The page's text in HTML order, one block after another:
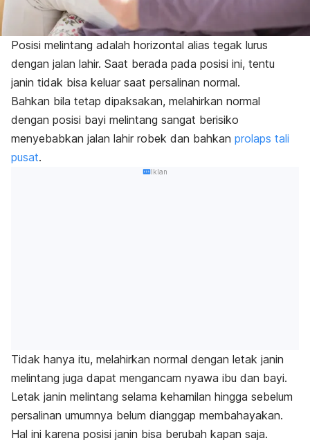
Posisi melintang adalah horizontal alias tegak lurus
dengan jalan lahir. Saat berada pada posisi ini, tentu
janin tidak bisa keluar saat persalinan normal.
Bahkan bila tetap dipaksakan, melahirkan normal
dengan posisi bayi melintang sangat berisiko
menyebabkan jalan lahir robek dan bahkan prolaps tali
pusat.
Iklan
Tidak hanya itu, melahirkan normal dengan letak janin
melintang juga dapat mengancam nyawa ibu dan bayi.
Letak janin melintang selama kehamilan hingga sebelum
persalinan umumnya belum dianggap membahayakan.
Hal ini karena posisi janin bisa berubah kapan saja.